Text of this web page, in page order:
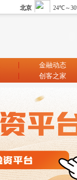
金融动态
创客之家